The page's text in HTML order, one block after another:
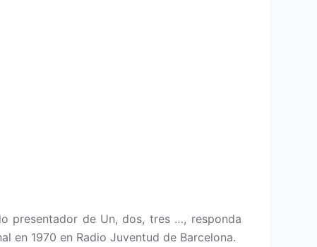
presentador de Un, dos, tres …, responda
en 1970 en Radio Juventud de Barcelona.